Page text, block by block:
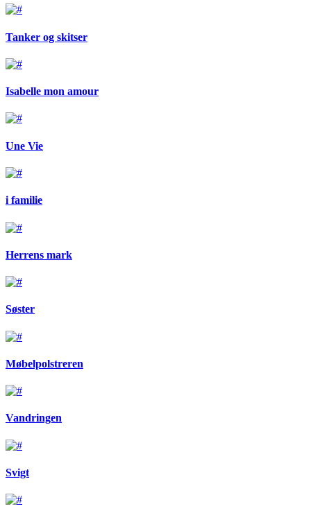
Tanker og skitser
Isabelle mon amour
Une Vie
i familie
Herrens mark
Søster
Møbelpolstreren
Vandringen
Svigt